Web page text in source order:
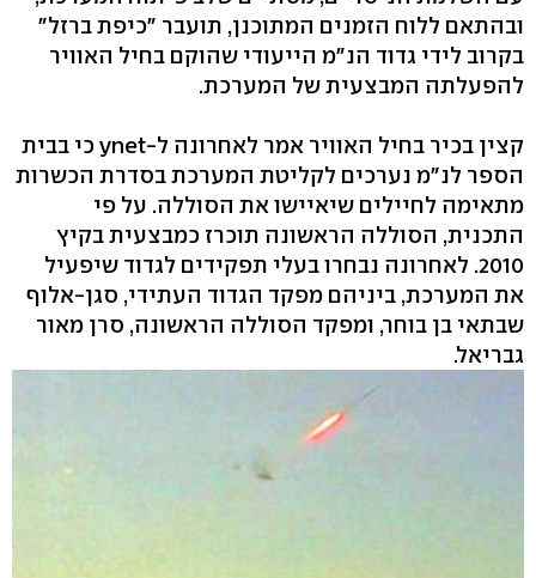
ובהתאם ללוח הזמנים המתוכנן, תועבר "כיפת ברזל"
בקרוב לידי גדוד הנ"מ הייעודי שהוקם בחיל האוויר
להפעלתה המבצעית של המערכת.
קצין בכיר בחיל האוויר אמר לאחרונה ל-ynet כי בבית
הספר לנ"מ נערכים לקליטת המערכת בסדרת הכשרות
מתאימה לחיילים שיאיישו את הסוללה. על פי
התכנית, הסוללה הראשונה תוכרז כמבצעית בקיץ
2010. לאחרונה נבחרו בעלי תפקידים לגדוד שיפעיל
את המערכת, ביניהם מפקד הגדוד העתידי, סגן-אלוף
שבתאי בן בוחר, ומפקד הסוללה הראשונה, סרן מאור
גבריאל.